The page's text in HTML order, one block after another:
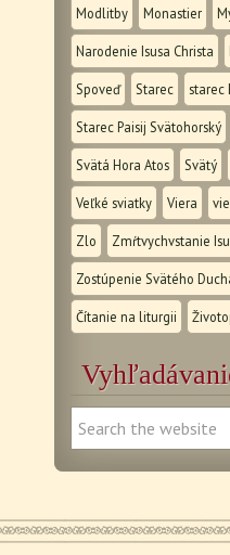
Modlitby Monastier
Narodenie Isusa Christa
Spoveď Starec starec
Starec Paisij Svätohorský
Svätá Hora Atos Svätý
Veľké sviatky Viera
Zlo Zmŕtvychvstanie
Zostúpenie Svätého
Čítanie na liturgii